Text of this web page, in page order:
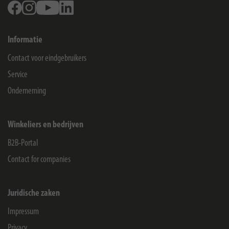
FacebookInstagramYoutube
Informatie
Contact voor eindgebruikers
Service
Onderneming
Winkeliers en bedrijven
B2B-Portal
Contact for companies
Juridische zaken
Impressum